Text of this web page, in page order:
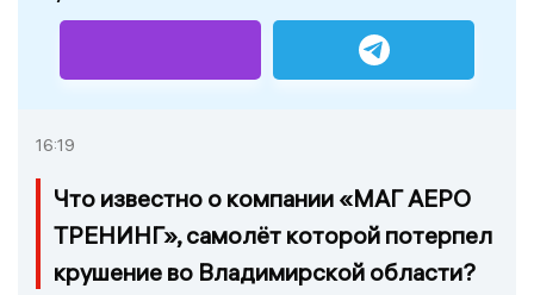
16:19
Что известно о компании «МАГ АЕРО
ТРЕНИНГ», самолёт которой потерпел
крушение во Владимирской области?